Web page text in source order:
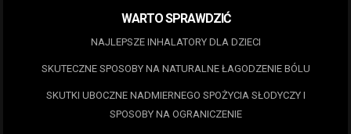
WARTO SPRAWDZIĆ
NAJLEPSZE INHALATORY DLA DZIECI
SKUTECZNE SPOSOBY NA NATURALNE ŁAGODZENIE BÓLU
SKUTKI UBOCZNE NADMIERNEGO SPOŻYCIA SŁODYCZY I
SPOSOBY NA OGRANICZENIE